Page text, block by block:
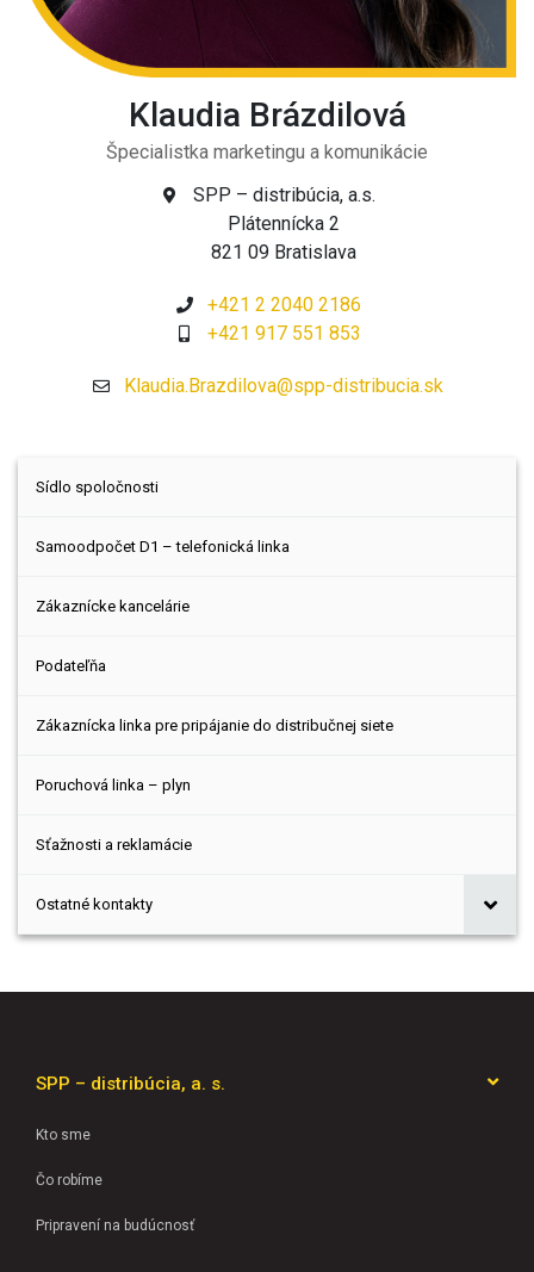
Sídlo spoločnosti
Samoodpočet D1 – telefonická linka
Zákaznícke kancelárie
Podateľňa
Zákaznícka linka pre pripájanie do distribučnej siete
Poruchová linka – plyn
Sťažnosti a reklamácie
Ostatné kontakty
Klaudia Brázdilová
Špecialistka marketingu a komunikácie
SPP – distribúcia, a.s.
Plátennícka 2
821 09 Bratislava
+421 2 2040 2186
+421 917 551 853
Klaudia.Brazdilova@spp-distribucia.sk
SPP – distribúcia, a. s.
Kto sme
Čo robíme
Pripravení na budúcnosť